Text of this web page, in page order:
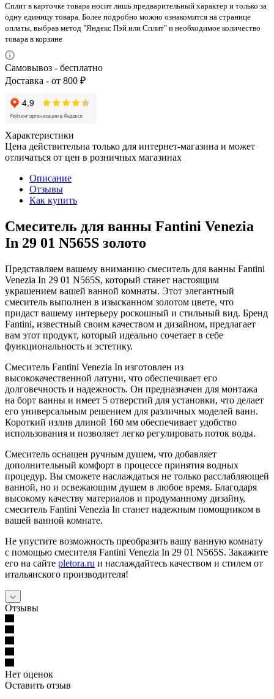
Сплит в карточке товара носит лишь предварительный характер и только за
одну единицу товара. Более подробно можно ознакомится на странице
оплаты, выбрав метод "Яндекс Пэй или Сплит" и необходимое количество
товара в корзине
Самовывоз - бесплатно
Доставка - от 800 ₽
Характеристики
Цена действительна только для интернет-магазина и может
отличаться от цен в розничных магазинах
Описание
Отзывы
Как купить
Смеситель для ванны Fantini Venezia
In 29 01 N565S золото
Представляем вашему вниманию смеситель для ванны Fantini
Venezia In 29 01 N565S, который станет настоящим
украшением вашей ванной комнаты. Этот элегантный
смеситель выполнен в изысканном золотом цвете, что
придаст вашему интерьеру роскошный и стильный вид. Бренд
Fantini, известный своим качеством и дизайном, предлагает
вам этот продукт, который идеально сочетает в себе
функциональность и эстетику.
Смеситель Fantini Venezia In изготовлен из
высококачественной латуни, что обеспечивает его
долговечность и надежность. Он предназначен для монтажа
на борт ванны и имеет 5 отверстий для установки, что делает
его универсальным решением для различных моделей ванн.
Короткий излив длиной 160 мм обеспечивает удобство
использования и позволяет легко регулировать поток воды.
Смеситель оснащен ручным душем, что добавляет
дополнительный комфорт в процессе принятия водных
процедур. Вы сможете наслаждаться не только расслабляющей
ванной, но и освежающим душем в любое время. Благодаря
высокому качеству материалов и продуманному дизайну,
смеситель Fantini Venezia In станет надежным помощником в
вашей ванной комнате.
Не упустите возможность преобразить вашу ванную комнату
с помощью смесителя Fantini Venezia In 29 01 N565S. Закажите
его на сайте pletora.ru и наслаждайтесь качеством и стилем от
итальянского производителя!
Отзывы
Нет оценок
Оставить отзыв